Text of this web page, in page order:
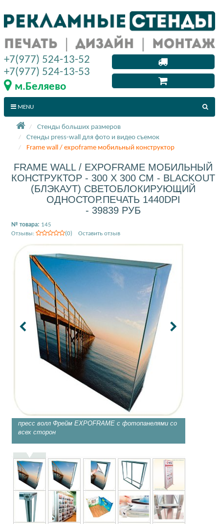
Стенды больших размеров
Стенды press-wall для фото и видео съемок
Frame wall / expoframe мобильный конструктор
FRAME WALL / EXPOFRAME МОБИЛЬНЫЙ
КОНСТРУКТОР - 300 X 300 СМ - BLACKOUT
(БЛЭКАУТ) СВЕТОБЛОКИРУЮЩИЙ
ОДНОСТОР.ПЕЧАТЬ 1440DPI
- 39839 РУБ
№ товара: 145
Отзывы:
(0) Оставить отзыв
пресс волл Фрейм EXPOFRAME с фотопанелями со
всех сторон
+7(977) 524-13-52
+7(977) 524-13-53
м.Беляево
MENU